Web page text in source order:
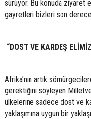
sürüyor. Bu konuda ziyaret
gayretleri bizleri son
“DOST VE KARDEŞ
Afrika’nın artık
gerektiğini söyleyen
ülkelerine sadece dost ve
yaklaşımına uygun bir